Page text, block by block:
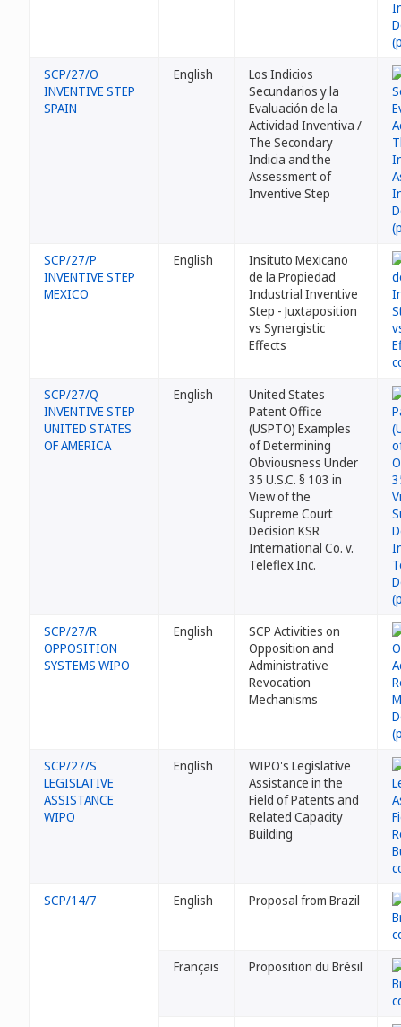
SCP/27/O
INVENTIVE STEP
SPAIN
English
Los Indicios
Secundarios y la
Evaluación de la
Actividad Inventiva /
The Secondary
Indicia and the
Assessment of
Inventive Step
SCP/27/P
INVENTIVE STEP
MEXICO
English
Insituto Mexicano
de la Propiedad
Industrial Inventive
Step - Juxtaposition
vs Synergistic
Effects
SCP/27/Q
INVENTIVE STEP
UNITED STATES
OF AMERICA
English
United States
Patent Office
(USPTO) Examples
of Determining
Obviousness Under
35 U.S.C. § 103 in
View of the
Supreme Court
Decision KSR
International Co. v.
Teleflex Inc.
SCP/27/R
OPPOSITION
SYSTEMS WIPO
English
SCP Activities on
Opposition and
Administrative
Revocation
Mechanisms
SCP/27/S
LEGISLATIVE
ASSISTANCE
WIPO
English
WIPO's Legislative
Assistance in the
Field of Patents and
Related Capacity
Building
SCP/14/7 English Proposal from Brazil
Français Proposition du Brésil